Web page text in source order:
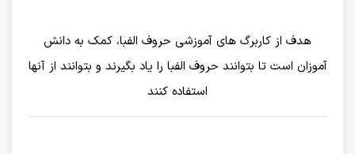
هدف از کاربرگ های آموزشی حروف الفبا، کمک به دانش
آموزان است تا بتوانند حروف الفبا را یاد بگیرند و بتوانند از آنها
استفاده کنند